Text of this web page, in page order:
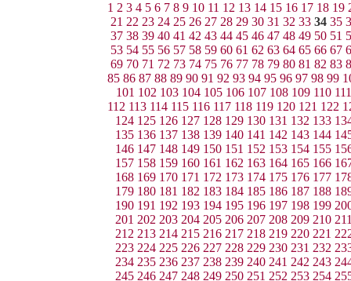
1 2 3 4 5 6 7 8 9 10 11 12 13 14 15 16 17 18 19
21 22 23 24 25 26 27 28 29 30 31 32 33 34 35
37 38 39 40 41 42 43 44 45 46 47 48 49 50 51
53 54 55 56 57 58 59 60 61 62 63 64 65 66 67
69 70 71 72 73 74 75 76 77 78 79 80 81 82 83
85 86 87 88 89 90 91 92 93 94 95 96 97 98 99
101 102 103 104 105 106 107 108 109 110 111
112 113 114 115 116 117 118 119 120 121 122
124 125 126 127 128 129 130 131 132 133
135 136 137 138 139 140 141 142 143 144
146 147 148 149 150 151 152 153 154 155
157 158 159 160 161 162 163 164 165 166
168 169 170 171 172 173 174 175 176 177
179 180 181 182 183 184 185 186 187 188
190 191 192 193 194 195 196 197 198 199
201 202 203 204 205 206 207 208 209 210
212 213 214 215 216 217 218 219 220 221
223 224 225 226 227 228 229 230 231 232
234 235 236 237 238 239 240 241 242 243
245 246 247 248 249 250 251 252 253 254